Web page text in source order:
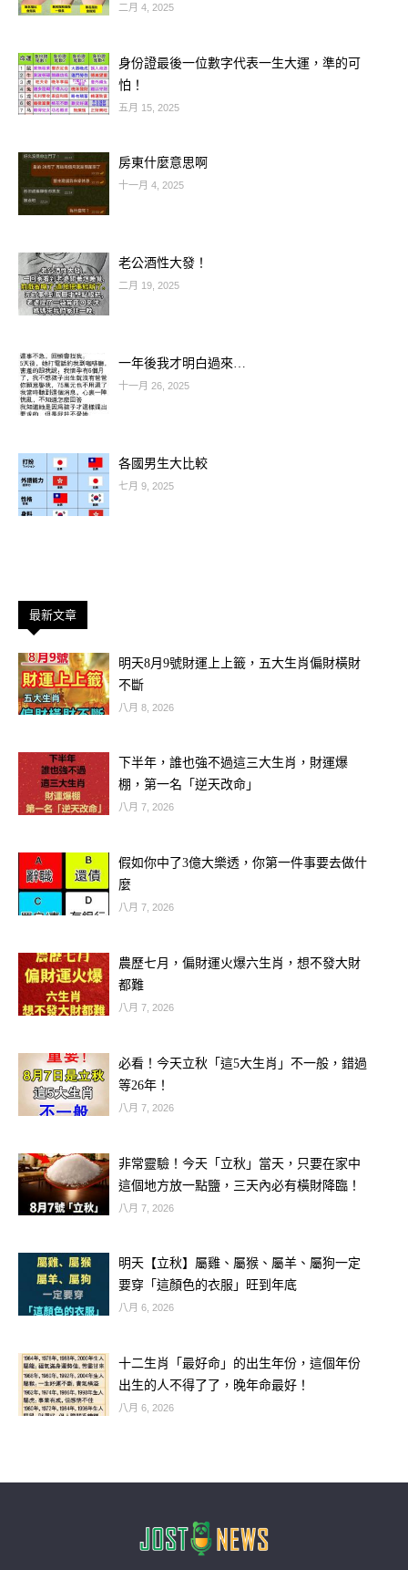
二月 4, 2025
身份證最後一位數字代表一生大運，準的可
怕！
五月 15, 2025
房東什麼意思啊
十一月 4, 2025
老公酒性大發！
二月 19, 2025
一年後我才明白過來…
十一月 26, 2025
各國男生大比較
七月 9, 2025
最新文章
明天8月9號財運上上籤，五大生肖偏財橫財
不斷
八月 8, 2026
下半年，誰也強不過這三大生肖，財運爆
棚，第一名「逆天改命」
八月 7, 2026
假如你中了3億大樂透，你第一件事要去做什
麼
八月 7, 2026
農歷七月，偏財運火爆六生肖，想不發大財
都難
八月 7, 2026
必看！今天立秋「這5大生肖」不一般，錯過
等26年！
八月 7, 2026
非常靈驗！今天「立秋」當天，只要在家中
這個地方放一點鹽，三天內必有橫財降臨！
八月 7, 2026
明天【立秋】屬雞、屬猴、屬羊、屬狗一定
要穿「這顏色的衣服」旺到年底
八月 6, 2026
十二生肖「最好命」的出生年份，這個年份
出生的人不得了了，晚年命最好！
八月 6, 2026